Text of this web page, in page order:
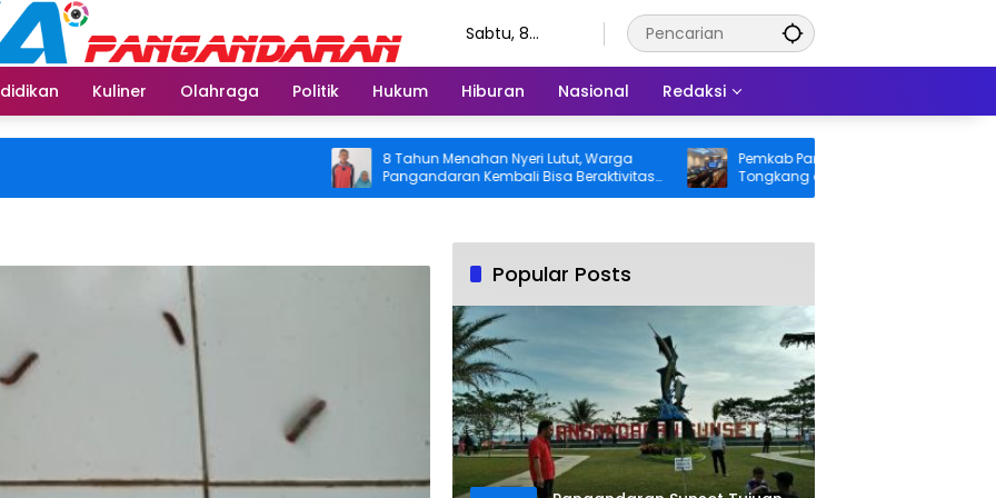
Sabtu, 8
Kuliner Olahraga Politik Hukum Hiburan Nasional Redaksi
8 Tahun Menahan Nyeri Lutut, Warga
Pangandaran Kembali Bisa Beraktivitas
Usai Operasi Gratis Ditanggung BPJS
Pemkab Pangandaran Desak Bangkai
Tongkang dan Ceceran Batu Bara
Segera Diangkat, Soroti Buruknya
Popular Posts